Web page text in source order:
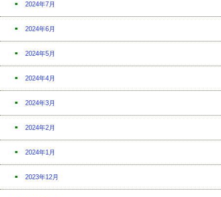
2024年7月
2024年6月
2024年5月
2024年4月
2024年3月
2024年2月
2024年1月
2023年12月